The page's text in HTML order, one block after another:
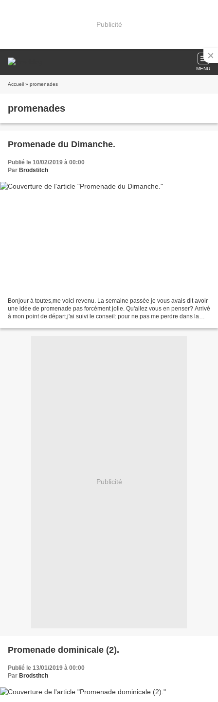
Publicité
MENU
Accueil » promenades
promenades
Promenade du Dimanche.
Publié le 10/02/2019 à 00:00
Par Brodstitch
Bonjour à toutes,me voici revenu. La semaine passée je vous avais dit avoir
une idée de promenade pas forcément jolie. Qu'allez vous en penser? Arrivé
à mon point de départ,j'ai suivi le conseil: pour ne pas me perdre dans la
Publicité
Promenade dominicale (2).
Publié le 13/01/2019 à 00:00
Par Brodstitch